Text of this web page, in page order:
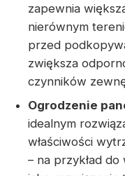
zapewnia
nierównym
przed
zwiększa
czynników
Ogrodzenie
idealnym
właściwości
– na przykład